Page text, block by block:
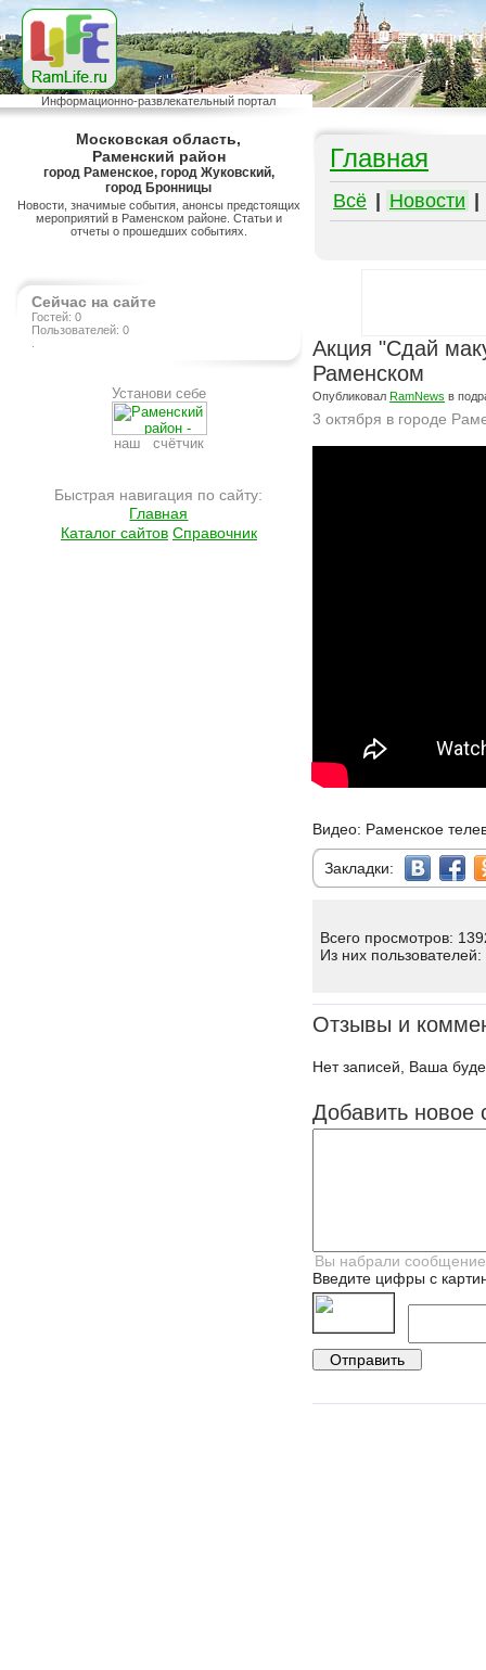
Информационно-развлекательный портал
Московская область,
Раменский район
город Раменское, город Жуковский,
город Бронницы
Новости, значимые события, анонсы предстоящих
мероприятий в Раменском районе. Статьи и
отчеты о прошедших событиях.
Сейчас на сайте
Гостей: 0
Пользователей: 0
Установи себе
наш счётчик
Быстрая навигация по сайту:
Главная
Каталог сайтов Справочник
Главная
Всё Новости
Акция "Сдай
Раменском
Опубликовал RamNews в
3 октября в городе
Видео: Раменское
Закладки:
Всего просмотров:
Из них пользователей:
Отзывы и
Нет записей, Ваша
Добавить новое
Введите цифры с